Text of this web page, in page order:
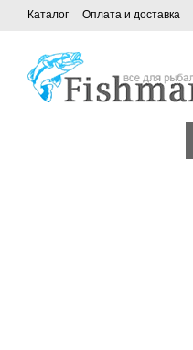
Каталог Оплата и доставка